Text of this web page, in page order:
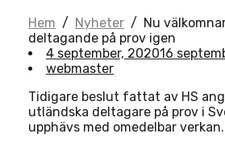
Hem / Nyheter / Nu
deltagande på prov igen
4 september, 202016
webmaster
Tidigare beslut fattat av HS
utländska deltagare på prov i
upphävs med omedelbar verkan.